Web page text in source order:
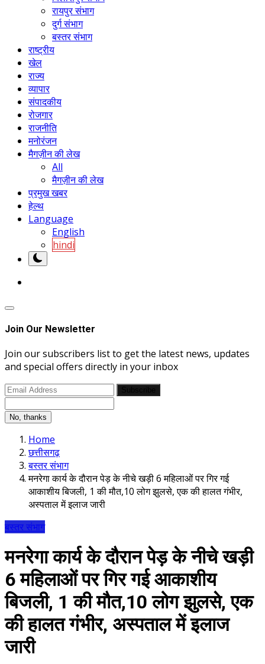
रायपुर संभाग
दुर्ग संभाग
बस्तर संभाग
राष्ट्रीय
खेल
राज्य
व्यापार
संपादकीय
रोजगार
राजनीति
मनोरंजन
मैगज़ीन की लेख
All
मैगज़ीन की लेख
प्रमुख खबर
हेल्थ
Language
English
hindi
Join Our Newsletter
Join our subscribers list to get the latest news, updates
and special offers directly in your inbox
No, thanks
Home
छत्तीसगढ़
बस्तर संभाग
मनरेगा कार्य के दौरान पेड़ के नीचे खड़ी 6 महिलाओं पर गिर गई
आकाशीय बिजली, 1 की मौत,10 लोग झुलसे, एक की हालत गंभीर,
अस्पताल में इलाज जारी
बस्तर संभाग
मनरेगा कार्य के दौरान पेड़ के नीचे खड़ी
6 महिलाओं पर गिर गई आकाशीय
बिजली, 1 की मौत,10 लोग झुलसे, एक
की हालत गंभीर, अस्पताल में इलाज
जारी